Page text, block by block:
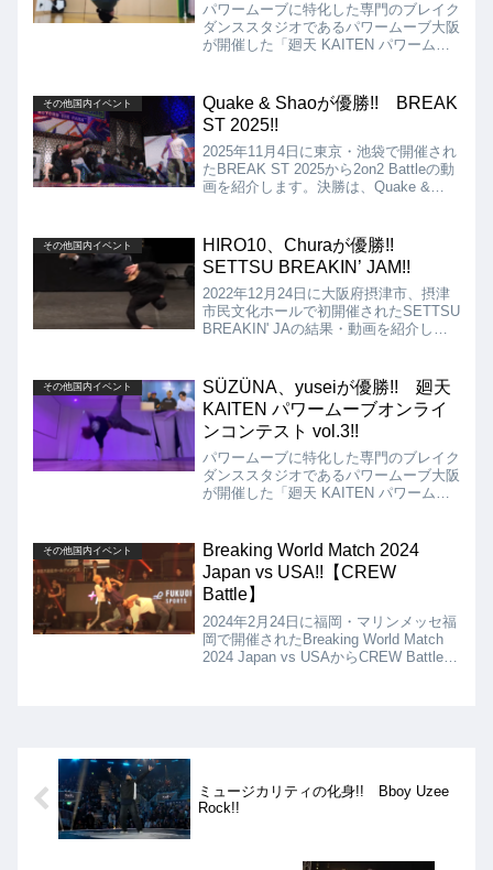
パワームーブに特化した専門のブレイク
ダンススタジオであるパワームーブ大阪
が開催した「廻天 KAITEN パワームー
YOSHIYUKI、一般の部がsonoとなりま
した!!
その他国内イベント
Quake & Shaoが優勝!! BREAK
ST 2025!!
2025年11月4日に東京・池袋で開催され
たBREAK ST 2025から2on2 Battleの動
画を紹介します。決勝は、Quake &
りました!!
その他国内イベント
HIRO10、Churaが優勝!!
SETTSU BREAKIN’ JAM!!
2022年12月24日に大阪府摂津市、摂津
市民文化ホールで初開催されたSETTSU
BREAKIN' JAの結果・動画を紹介しま
トルというラインナップです。
その他国内イベント
SÜZÜNA、yuseiが優勝!! 廻天
KAITEN パワームーブオンライ
ンコンテスト vol.3!!
パワームーブに特化した専門のブレイク
ダンススタジオであるパワームーブ大阪
が開催した「廻天 KAITEN パワームー
SÜZÜNA、一般の部がyusei となりまし
た!!
その他国内イベント
Breaking World Match 2024
Japan vs USA!!【CREW
Battle】
2024年2月24日に福岡・マリンメッセ福
岡で開催されたBreaking World Match
2024 Japan vs USAからCREW Battleの
ミュージカリティの化身!! Bboy Uzee
Rock!!